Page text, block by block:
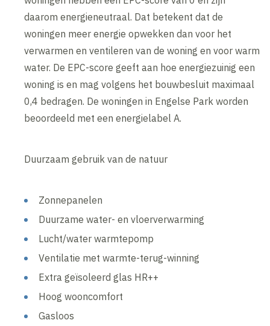
daarom energieneutraal. Dat betekent dat de
woningen meer energie opwekken dan voor het
verwarmen en ventileren van de woning en voor warm
water. De EPC-score geeft aan hoe energiezuinig een
woning is en mag volgens het bouwbesluit maximaal
0,4 bedragen. De woningen in Engelse Park worden
beoordeeld met een energielabel A.
Duurzaam gebruik van de natuur
Zonnepanelen
Duurzame water- en vloerverwarming
Lucht/water warmtepomp
Ventilatie met warmte-terug-winning
Extra geïsoleerd glas HR++
Hoog wooncomfort
Gasloos